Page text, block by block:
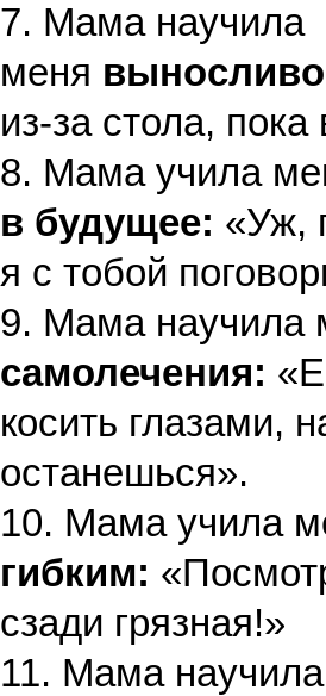
7. Мама научила
меня
из-за стола,
8. Мама учила
в будущее: «Уж,
я с тобой
9. Мама научила
самолечения:
косить глазами,
останешься».
10. Мама учила
гибким:
сзади грязная!»
11. Мама научила